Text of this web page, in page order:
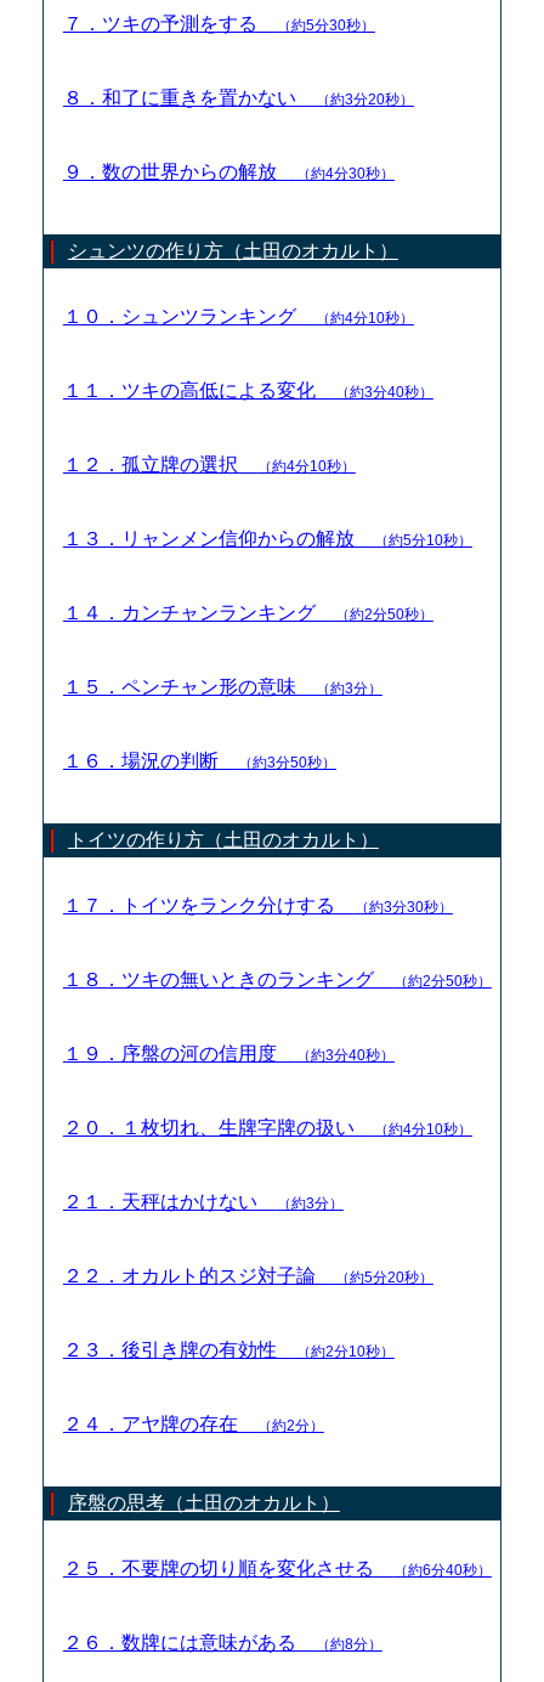
７．ツキの予測をする （約5分30秒）
８．和了に重きを置かない （約3分20秒）
９．数の世界からの解放 （約4分30秒）
シュンツの作り方（土田のオカルト）
１０．シュンツランキング （約4分10秒）
１１．ツキの高低による変化 （約3分40秒）
１２．孤立牌の選択 （約4分10秒）
１３．リャンメン信仰からの解放 （約5分10秒）
１４．カンチャンランキング （約2分50秒）
１５．ペンチャン形の意味 （約3分）
１６．場況の判断 （約3分50秒）
トイツの作り方（土田のオカルト）
１７．トイツをランク分けする （約3分30秒）
１８．ツキの無いときのランキング （約2分50秒）
１９．序盤の河の信用度 （約3分40秒）
２０．１枚切れ、生牌字牌の扱い （約4分10秒）
２１．天秤はかけない （約3分）
２２．オカルト的スジ対子論 （約5分20秒）
２３．後引き牌の有効性 （約2分10秒）
２４．アヤ牌の存在 （約2分）
序盤の思考（土田のオカルト）
２５．不要牌の切り順を変化させる （約6分40秒）
２６．数牌には意味がある （約8分）